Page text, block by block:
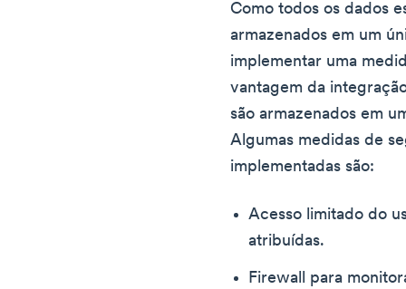
Como todos os dados
armazenados em um
implementar uma
vantagem da
são armazenados em
Algumas medidas de
implementadas são:
Acesso limitado do
atribuídas.
Firewall para